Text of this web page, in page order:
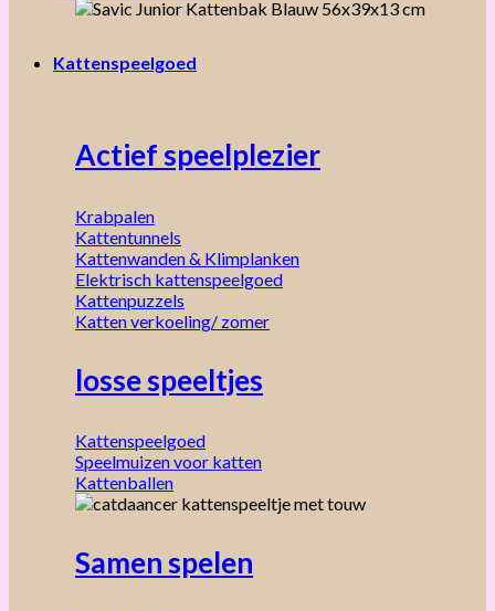
Kattenspeelgoed
Actief speelplezier
Krabpalen
Kattentunnels
Kattenwanden & Klimplanken
Elektrisch kattenspeelgoed
Kattenpuzzels
Katten verkoeling/ zomer
losse speeltjes
Kattenspeelgoed
Speelmuizen voor katten
Kattenballen
Samen spelen